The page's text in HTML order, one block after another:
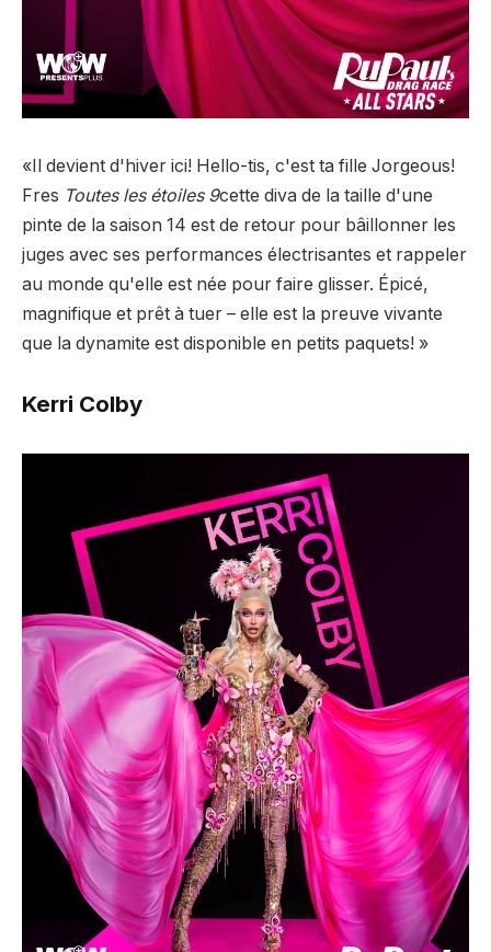
«Il devient d'hiver ici! Hello-tis, c'est ta fille Jorgeous!
Fres Toutes les étoiles 9cette diva de la taille d'une
pinte de la saison 14 est de retour pour bâillonner les
juges avec ses performances électrisantes et rappeler
au monde qu'elle est née pour faire glisser. Épicé,
magnifique et prêt à tuer – elle est la preuve vivante
que la dynamite est disponible en petits paquets! »
Kerri Colby